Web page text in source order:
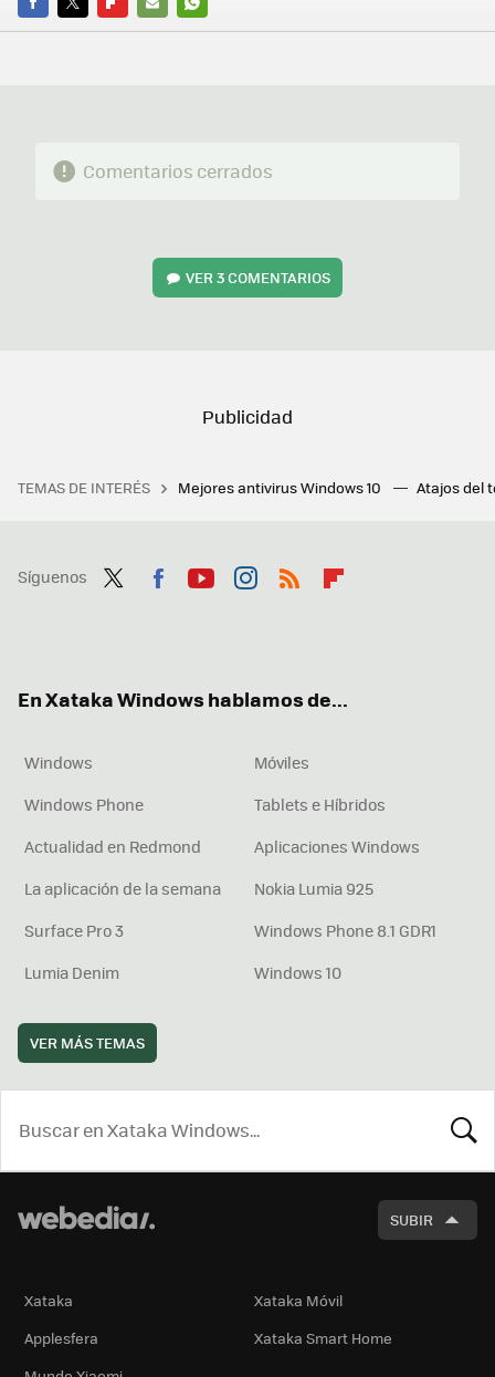
FACEBOOK
TWITTERFLIPBOARD
E-
WHATSAPP
Comentarios cerrados
VER3 COMENTARIOS
TEMAS DE INTERÉS Mejores antivirus Windows 10 Atajos del
Síguenos
En Xataka Windows hablamos de...
Windows
Móviles
Windows Phone
Tablets e Híbridos
Actualidad en Redmond
Aplicaciones Windows
La aplicación de la semana
Nokia Lumia 925
Surface Pro 3
Windows Phone 8.1 GDR1
Lumia Denim
Windows 10
VER MÁS TEMAS
SUBIR
Xataka
Xataka Móvil
Applesfera
Xataka Smart Home